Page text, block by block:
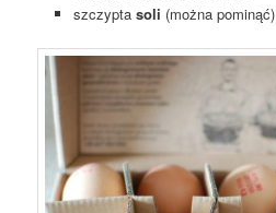
szczypta soli (można pominąć)